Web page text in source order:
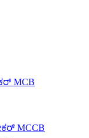
MCB
MCCB